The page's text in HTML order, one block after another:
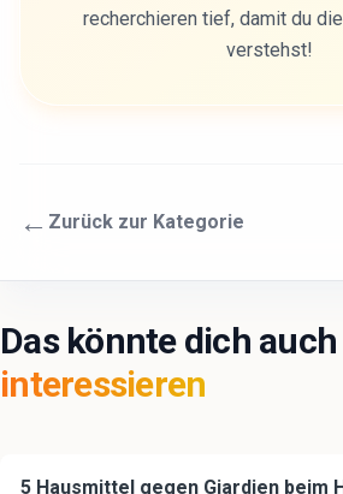
recherchieren tief, damit du
verstehst!
← Zurück zur Kategorie
Das könnte dich auch
interessieren
🐕 Hund
5 Hausmittel gegen Giardien beim